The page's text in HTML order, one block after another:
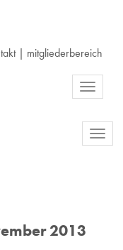
| mitgliederbereich
Toggle
2013